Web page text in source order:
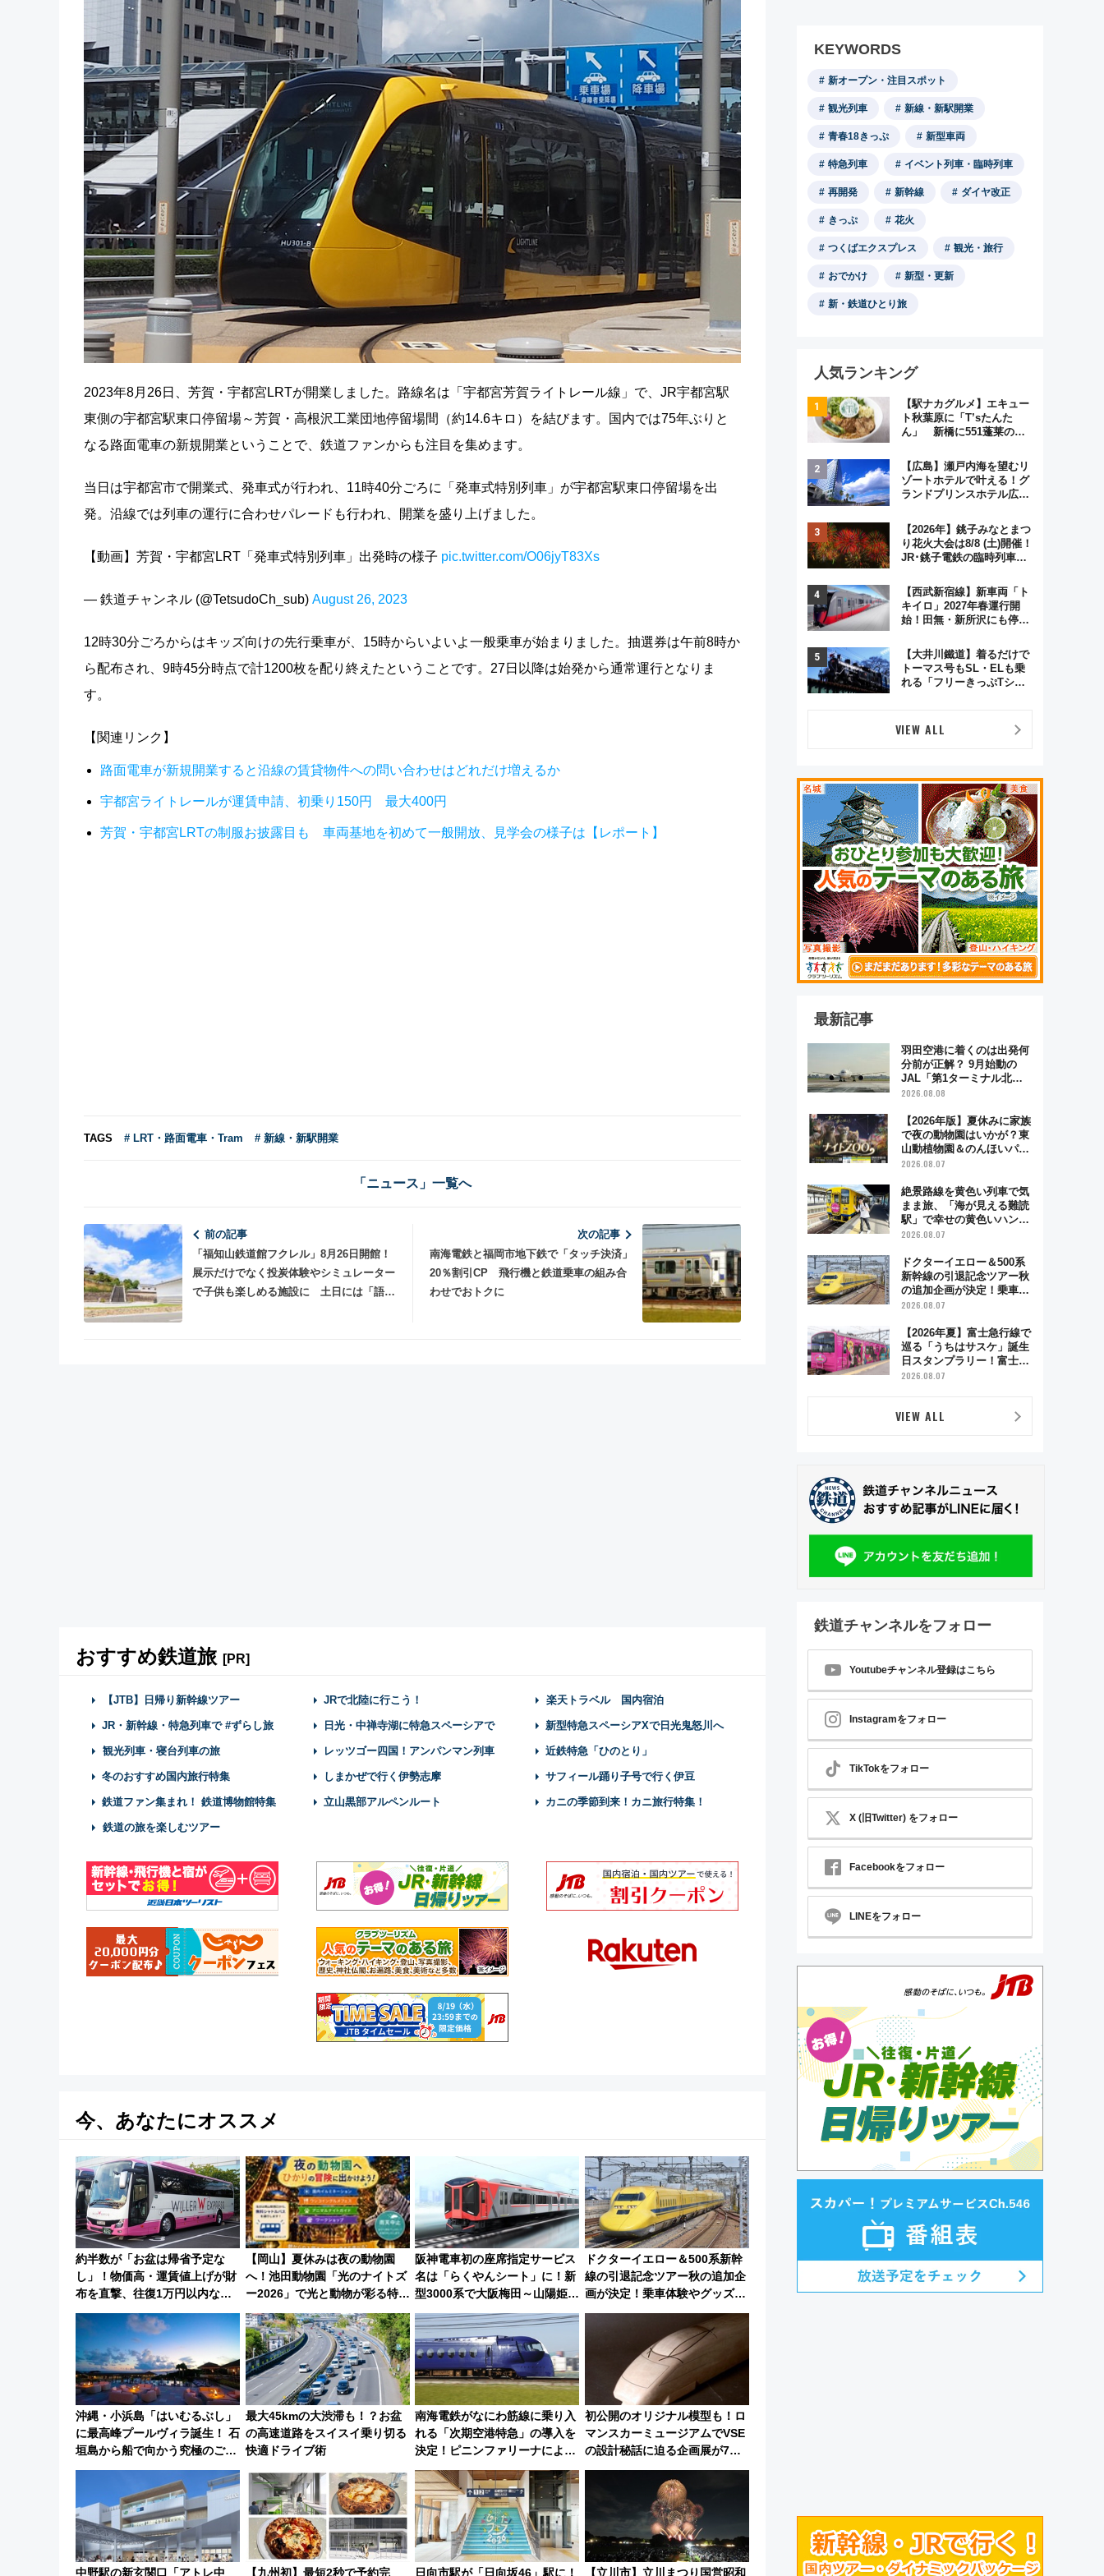
2023年8月26日、芳賀・宇都宮LRTが開業しました。路線名は「宇都宮芳賀ライトレール線」で、JR宇都宮駅
東側の宇都宮駅東口停留場～芳賀・高根沢工業団地停留場間（約14.6キロ）を結びます。国内では75年ぶりと
なる路面電車の新規開業ということで、鉄道ファンからも注目を集めます。
当日は宇都宮市で開業式、発車式が行われ、11時40分ごろに「発車式特別列車」が宇都宮駅東口停留場を出
発。沿線では列車の運行に合わせパレードも行われ、開業を盛り上げました。
【動画】芳賀・宇都宮LRT「発車式特別列車」出発時の様子 pic.twitter.com/O06jyT83Xs
— 鉄道チャンネル (@TetsudoCh_sub) August 26, 2023
12時30分ごろからはキッズ向けの先行乗車が、15時からいよいよ一般乗車が始まりました。抽選券は午前8時か
ら配布され、9時45分時点で計1200枚を配り終えたということです。27日以降は始発から通常運行となりま
す。
【関連リンク】
路面電車が新規開業すると沿線の賃貸物件への問い合わせはどれだけ増えるか
宇都宮ライトレールが運賃申請、初乗り150円 最大400円
芳賀・宇都宮LRTの制服お披露目も 車両基地を初めて一般開放、見学会の様子は【レポート】
TAGS # LRT・路面電車・Tram # 新線・新駅開業
「ニュース」一覧へ
前の記事
「福知山鉄道館フクレル」8月26日開館！
展示だけでなく投炭体験やシミュレーター
で子供も楽しめる施設に 土日には「語り
次の記事
南海電鉄と福岡市地下鉄で「タッチ決済」
20％割引CP 飛行機と鉄道乗車の組み合
わせでおトクに
おすすめ鉄道旅 [PR]
【JTB】日帰り新幹線ツアー JRで北陸に行こう！ 楽天トラベル 国内宿泊
JR・新幹線・特急列車で #ずらし旅 日光・中禅寺湖に特急スペーシアで 新型特急スペーシアXで日光鬼怒川へ
観光列車・寝台列車の旅 レッツゴー四国！アンパンマン列車 近鉄特急「ひのとり」
冬のおすすめ国内旅行特集 しまかぜで行く伊勢志摩 サフィール踊り子号で行く伊豆
鉄道ファン集まれ！ 鉄道博物館特集 立山黒部アルペンルート カニの季節到来！カニ旅行特集！
鉄道の旅を楽しむツアー
今、あなたにオススメ
約半数が「お盆は帰省予定な
し」！物価高・運賃値上げが財
布を直撃、往復1万円以内なら
帰りたいけど……【WILLER お
盆帰省動向調査】
【岡山】夏休みは夜の動物園
へ！池田動物園「光のナイトズ
ー2026」で光と動物が彩る特別
な夜
阪神電車初の座席指定サービス
名は「らくやんシート」に！新
型3000系で大阪梅田～山陽姫路
を快適移動
ドクターイエロー＆500系新幹
線の引退記念ツアー秋の追加企
画が決定！乗車体験やグッズ・
ホテル情報まとめ
沖縄・小浜島「はいむるぶし」
に最高峰プールヴィラ誕生！ 石
垣島から船で向かう究極のご褒
美旅「何もしない贅沢」を体験
最大45kmの大渋滞も！？お盆
の高速道路をスイスイ乗り切る
快適ドライブ術
南海電鉄がなにわ筋線に乗り入
れる「次期空港特急」の導入を
決定！ピニンファリーナによる
日本初の鉄道デザイン
初公開のオリジナル模型も！ロ
マンスカーミュージアムでVSE
の設計秘話に迫る企画展が7月
15日スタート
中野駅の新玄関口「アトレ中 【九州初】最短2秒で予約完 日向市駅が「日向坂46」駅に！ 【立川市】立川まつり国営昭和
KEYWORDS
新オープン・注目スポット
観光列車 新線・新駅開業
青春18きっぷ 新型車両
特急列車 イベント列車・臨時列車
再開発 新幹線 ダイヤ改正
きっぷ 花火
つくばエクスプレス 観光・旅行
おでかけ 新型・更新
新・鉄道ひとり旅
人気ランキング
【駅ナカグルメ】エキュー
ト秋葉原に「T’sたんた
ん」 新橋に551蓬莱の
オムライス専門店「肉とた
まご」新グルメ続々登場！
【2026年8月】
【広島】瀬戸内海を望むリ
ゾートホテルで叶える！グ
ランドプリンスホテル広島
ジュアルパーティープラン
【2026年】銚子みなとまつ
り花火大会は8/8 (土)開催！
JR･銚子電鉄の臨時列車や
く8,000発の大迫力＆屋台
を満喫
【西武新宿線】新車両「ト
キイロ」2027年春運行開
始！田無・新所沢にも停
弾」も
【大井川鐵道】着るだけで
トーマス号もSL・ELも乗
れる「フリーきっぷTシャ
VIEW ALL
最新記事
羽田空港に着くのは出発何
分前が正解？ 9月始動の
JAL「第1ターミナル北側
サテライト」は徒歩1キロ
点まとめ
2026.08.08
【2026年版】夏休みに家族
で夜の動物園はいかが？東
山動植物園＆のんほいパー
ク「ナイトZOO」開催情報
2026.08.07
絶景路線を黄色い列車で気
まま旅、「海が見える難読
駅」で幸せの黄色いハンカ
チに願いを 「新・鉄道ひ
「島原鉄道」
2026.08.07
ドクターイエロー＆500系
新幹線の引退記念ツアー秋
の追加企画が決定！乗車体
験やグッズ・ホテル情報ま
2026.08.07
【2026年夏】富士急行線で
巡る「うちはサスケ」誕生
日スタンプラリー！富士急
ハイランド限定グルメ＆グ
2026.08.07
VIEW ALL
鉄道チャンネルをフォロー
Youtubeチャンネル登録はこちら
Instagramをフォロー
TikTokをフォロー
X (旧Twitter) をフォロー
Facebookをフォロー
LINEをフォロー